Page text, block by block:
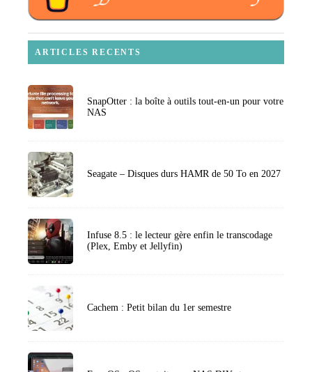
ARTICLES RECENTS
SnapOtter : la boîte à outils tout-en-un pour votre
NAS
Seagate – Disques durs HAMR de 50 To en 2027
Infuse 8.5 : le lecteur gère enfin le transcodage
(Plex, Emby et Jellyfin)
Cachem : Petit bilan du 1er semestre